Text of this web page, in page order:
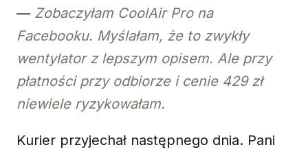
— Zobaczyłam CoolAir Pro na
Facebooku. Myślałam, że to zwykły
wentylator z lepszym opisem. Ale przy
płatności przy odbiorze i cenie 429 zł
niewiele ryzykowałam.
Kurier przyjechał następnego dnia. Pani